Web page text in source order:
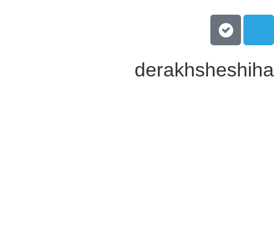
derakhsheshiha